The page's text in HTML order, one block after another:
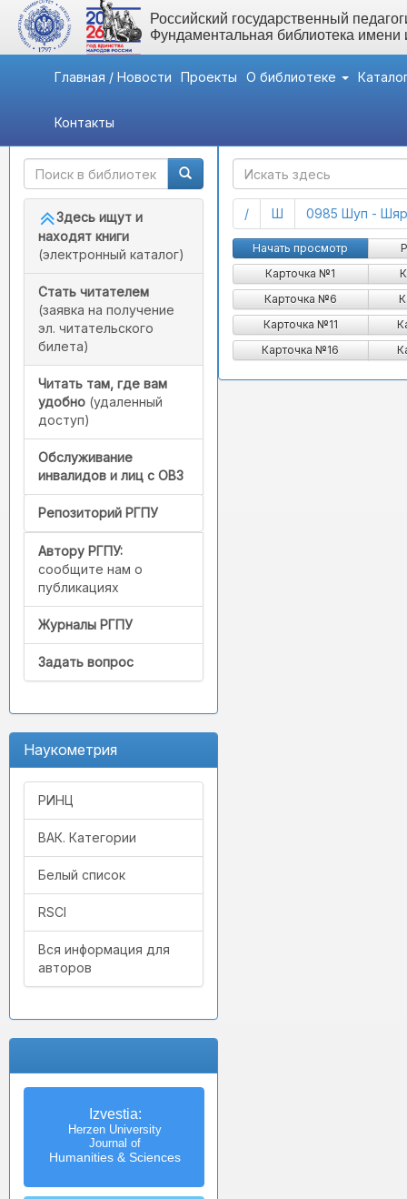
Российский государственный
Фундаментальная библиотека
Главная / Новости Проекты О библиотеке
Контакты
Быстрый доступ
Здесь ищут и
находят книги
(электронный каталог)
Стать читателем
(заявка на получение
эл. читательского
билета)
Читать там, где вам
удобно (удаленный
доступ)
Обслуживание
инвалидов и лиц с ОВЗ
Репозиторий РГПУ
Автору РГПУ:
сообщите нам о
публикациях
Журналы РГПУ
Задать вопрос
Наукометрия
РИНЦ
ВАК. Категории
Белый список
RSCI
Вся информация для
авторов
Izvestia:
Herzen University
Journal of
Humanities & Sciences
/(current)
Ш (current)
0985 Шуп -
Начать просмотр
Карточка №1
Карточка №6
Карточка №11
Карточка №16